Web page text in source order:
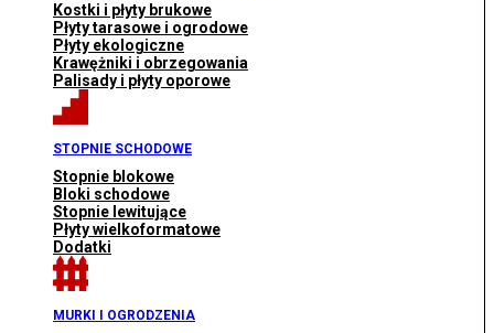
Kostki i płyty brukowe
Płyty tarasowe i ogrodowe
Płyty ekologiczne
Krawężniki i obrzegowania
Palisady i płyty oporowe
STOPNIE SCHODOWE
Stopnie blokowe
Bloki schodowe
Stopnie lewitujące
Płyty wielkoformatowe
Dodatki
MURKI I OGRODZENIA